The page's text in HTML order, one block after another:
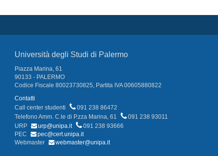
Università degli Studi di Palermo
Piazza Marina, 61
90133 - PALERMO
Codice Fiscale 80023730825, Partita IVA 00605880822
Contatti
Call center studenti
091 238 86472
Telefono Amm. C.le di P.zza Marina, 61
091 238 93011
URP
urp@unipa.it
091 238 93666
PEC
pec@cert.unipa.it
Webmaster
webmaster@unipa.it